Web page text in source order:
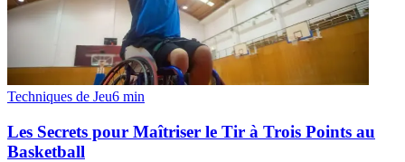
Techniques de Jeu6 min
Les Secrets pour Maîtriser le Tir à Trois Points au
Basketball